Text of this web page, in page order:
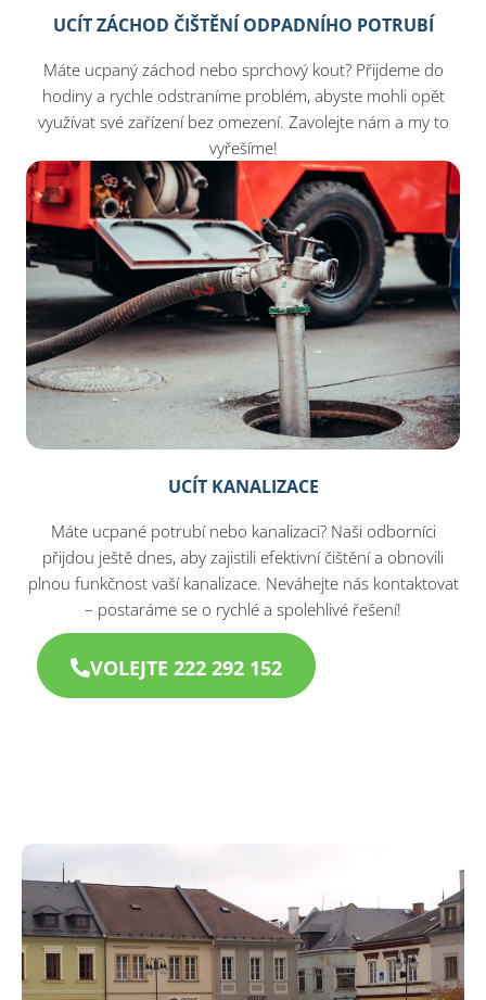
UCÍT ZÁCHOD ČIŠTĚNÍ ODPADNÍHO POTRUBÍ
Máte ucpaný záchod nebo sprchový kout? Přijdeme do
hodiny a rychle odstraníme problém, abyste mohli opět
využívat své zařízení bez omezení. Zavolejte nám a my to
vyřešíme!
UCÍT KANALIZACE
Máte ucpané potrubí nebo kanalizaci? Naši odborníci
přijdou ještě dnes, aby zajistili efektivní čištění a obnovili
plnou funkčnost vaší kanalizace. Neváhejte nás kontaktovat
– postaráme se o rychlé a spolehlivé řešení!
VOLEJTE 222 292 152